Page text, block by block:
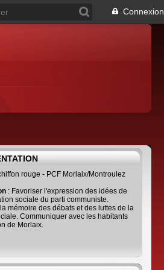
Connexion
rouge - PCF Morlaix/Montroulez
: Favoriser l'expression des idées de
sociale du parti communiste.
mémoire des débats et des luttes de la
Communiquer avec les habitants
de Morlaix.